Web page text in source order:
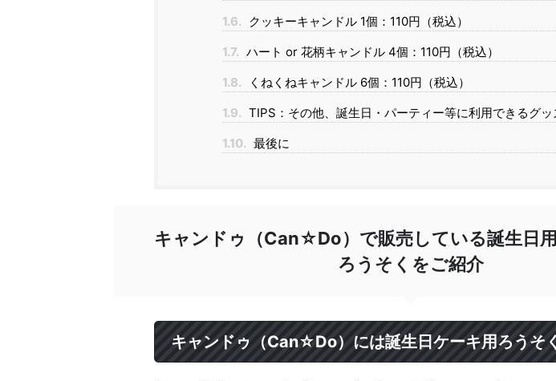
1.6. クッキーキャンドル 1個：110円（税込）
1.7. ハート or 花柄キャンドル 4個：110円（税込）
1.8.
くねくねキャンドル 6個：110円（税込）
1.9. TIPS：その他、誕生日・パーティー等に利用できるグッ
1.10. 最後に
キャンドゥ（Can☆Do）で販売している誕生日
ろうそくをご紹介
キャンドゥ（Can☆Do）には誕生日ケーキ用ろうそ